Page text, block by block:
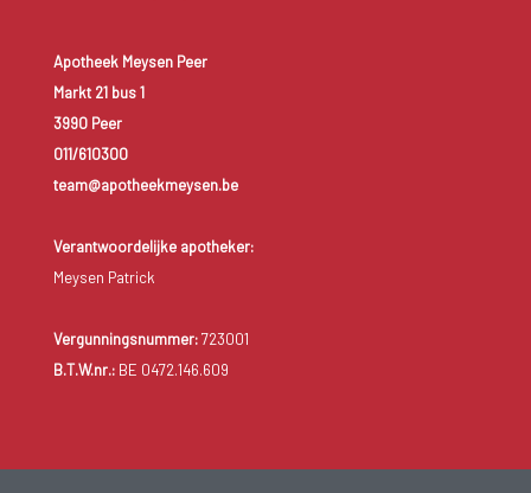
Apotheek Meysen Peer
Markt 21 bus 1
3990 Peer
011/610300
team@apotheekmeysen.be
Verantwoordelijke apotheker:
Meysen Patrick
Vergunningsnummer:723001
B.T.W.nr.:BE 0472.146.609